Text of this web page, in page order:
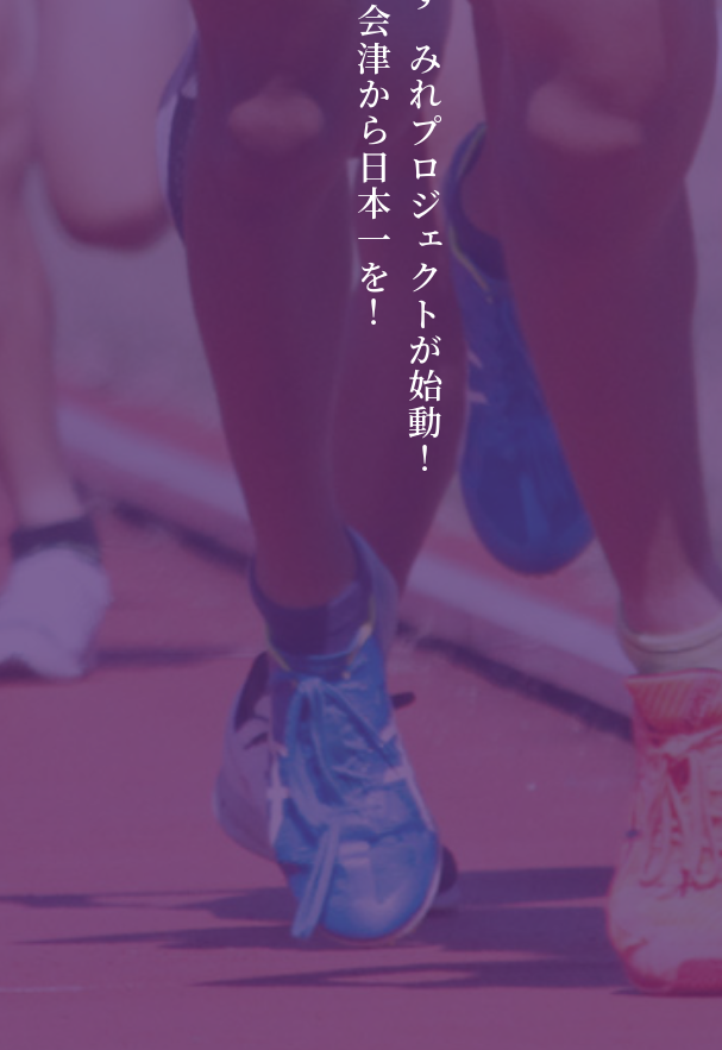
すみれプロジェクトが始動！
会津から日本一を！